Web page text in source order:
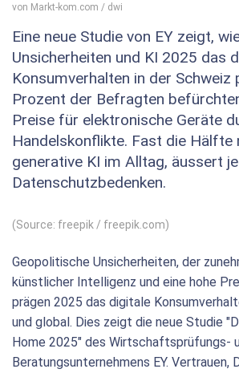
von Markt-kom.com / dwi
Eine neue Studie von EY zeigt,
Unsicherheiten und KI 2025 das
Konsumverhalten in der Schweiz
Prozent der Befragten
Preise für elektronische Geräte
Handelskonflikte. Fast die
generative KI im Alltag, äussert
Datenschutzbedenken.
(Source: freepik / freepik.com)
Geopolitische Unsicherheiten, der
künstlicher Intelligenz und eine hohe
prägen 2025 das digitale
und global. Dies zeigt die neue Studie
Home 2025" des Wirtschaftsprüfungs-
Beratungsunternehmens EY. Vertrauen,